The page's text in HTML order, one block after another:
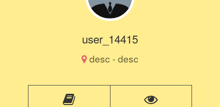
user_14415
desc - desc